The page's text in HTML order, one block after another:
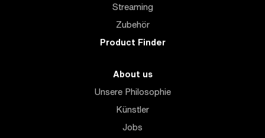
Streaming
Zubehör
Product Finder
About us
Unsere Philosophie
Künstler
Jobs